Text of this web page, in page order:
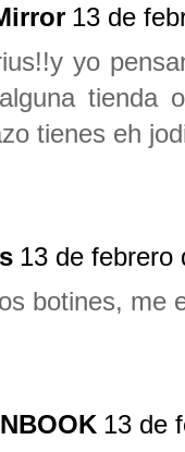
13 de
yo
tienda
tienes eh
13 de febrero
botines, me
13 de